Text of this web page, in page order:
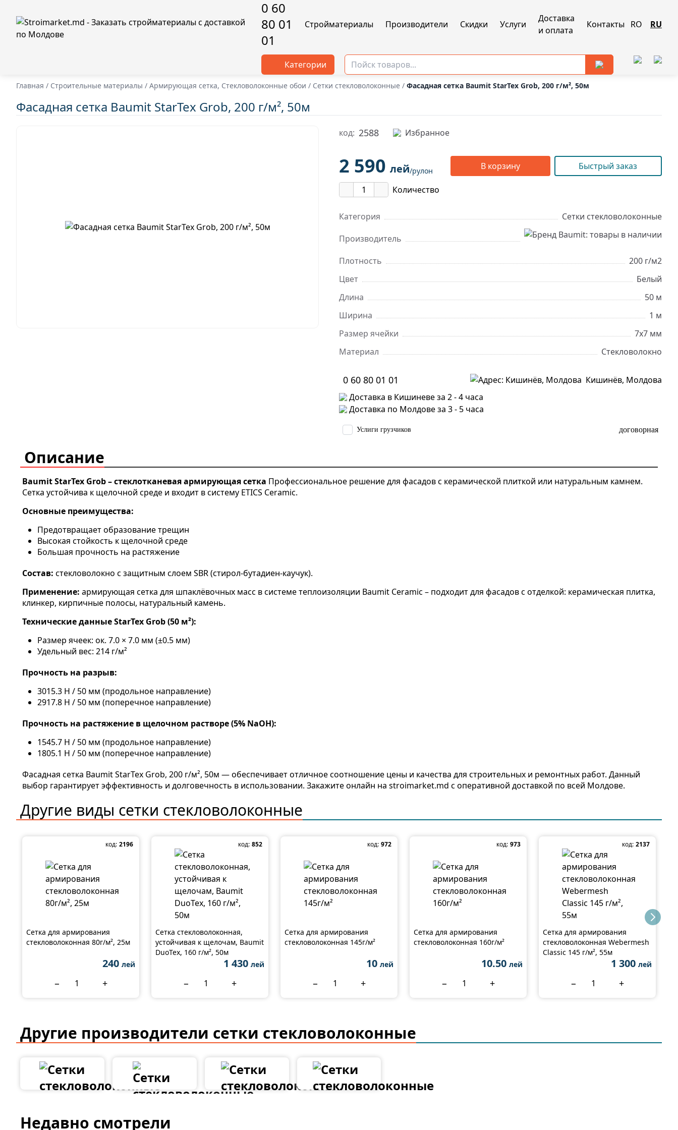
0 60
80 01
01
Cтройматериалы Производители Скидки Услуги
Доставка
и оплата
Контакты RO RU
Категории
Главная / Строительные материалы / Армирующая сетка, Стекловолоконные обои / Сетки стекловолоконные / Фасадная сетка Baumit StarTex Grob, 200 г/м², 50м
Фасадная сетка Baumit StarTex Grob, 200 г/м², 50м
код: 2588 Избранное
2 590 лей/рулон В корзину Быстрый заказ
Количество
Категория
Сетки стекловолоконные
Производитель
Плотность
200 г/м2
Цвет
Белый
Длина
50 м
Ширина
1 м
Размер ячейки
7x7 мм
Материал
Cтекловолокно
0 60 80 01 01
Кишинёв, Молдова
Доставка в Кишиневе за 2 - 4 часа
Доставка по Молдове за 3 - 5 часа
Услиги грузчиков договорная
Описание
Baumit StarTex Grob – стеклотканевая армирующая сетка Профессиональное решение для фасадов с керамической плиткой или натуральным камнем.
Сетка устойчива к щелочной среде и входит в систему ETICS Ceramic.
Основные преимущества:
Предотвращает образование трещин
Высокая стойкость к щелочной среде
Большая прочность на растяжение
Состав: стекловолокно с защитным слоем SBR (стирол-бутадиен-каучук).
Применение: армирующая сетка для шпаклёвочных масс в системе теплоизоляции Baumit Ceramic – подходит для фасадов с отделкой: керамическая плитка,
клинкер, кирпичные полосы, натуральный камень.
Технические данные StarTex Grob (50 м²):
Размер ячеек: ок. 7.0 × 7.0 мм (±0.5 мм)
Удельный вес: 214 г/м²
Прочность на разрыв:
3015.3 Н / 50 мм (продольное направление)
2917.8 Н / 50 мм (поперечное направление)
Прочность на растяжение в щелочном растворе (5% NaOH):
1545.7 Н / 50 мм (продольное направление)
1805.1 Н / 50 мм (поперечное направление)
Фасадная сетка Baumit StarTex Grob, 200 г/м², 50м — обеспечивает отличное соотношение цены и качества для строительных и ремонтных работ. Данный
выбор гарантирует эффективность и долговечность в использовании. Закажите онлайн на stroimarket.md с оперативной доставкой по всей Молдове.
Другие виды сетки стекловолоконные
код: 2196
Сетка для армирования
стекловолоконная 80г/м², 25м
240 лей
− +
код: 852
Сетка стекловолоконная,
устойчивая к щелочам, Baumit
DuoTex, 160 г/м², 50м
1 430 лей
− +
код: 972
Сетка для армирования
стекловолоконная 145г/м²
10 лей
− +
код: 973
Сетка для армирования
стекловолоконная 160г/м²
10.50 лей
− +
код: 2137
Сетка для армирования
стекловолоконная Webermesh
Classic 145 г/м², 55м
1 300 лей
− +
Другие производители сетки стекловолоконные
Недавно смотрели